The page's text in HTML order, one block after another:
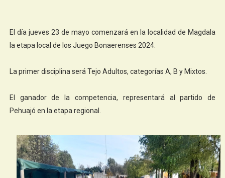
El día jueves 23 de mayo comenzará en la localidad de Magdala
la etapa local de los Juego Bonaerenses 2024.
La primer disciplina será Tejo Adultos, categorías A, B y Mixtos.
El ganador de la competencia, representará al partido de
Pehuajó en la etapa regional.